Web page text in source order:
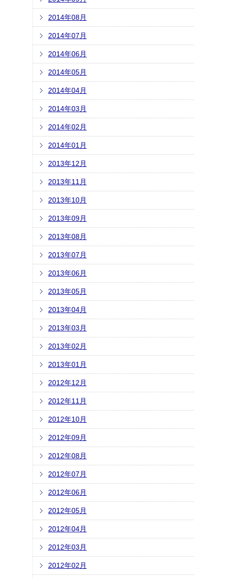
2014年08月
2014年07月
2014年06月
2014年05月
2014年04月
2014年03月
2014年02月
2014年01月
2013年12月
2013年11月
2013年10月
2013年09月
2013年08月
2013年07月
2013年06月
2013年05月
2013年04月
2013年03月
2013年02月
2013年01月
2012年12月
2012年11月
2012年10月
2012年09月
2012年08月
2012年07月
2012年06月
2012年05月
2012年04月
2012年03月
2012年02月